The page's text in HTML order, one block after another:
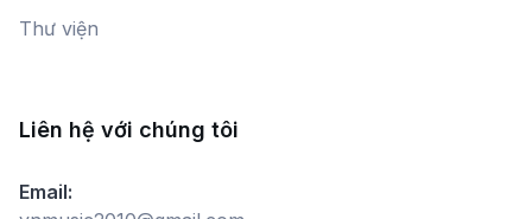
Thư viện
Liên hệ với chúng tôi
Email: